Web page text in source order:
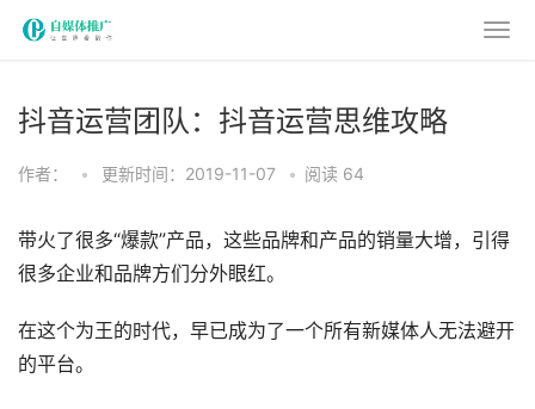
抖音运营团队：抖音运营思维攻略
作者： • 更新时间：2019-11-07 • 阅读 64
带火了很多“爆款”产品，这些品牌和产品的销量大增，引得
很多企业和品牌方们分外眼红。
在这个为王的时代，早已成为了一个所有新媒体人无法避开
的平台。